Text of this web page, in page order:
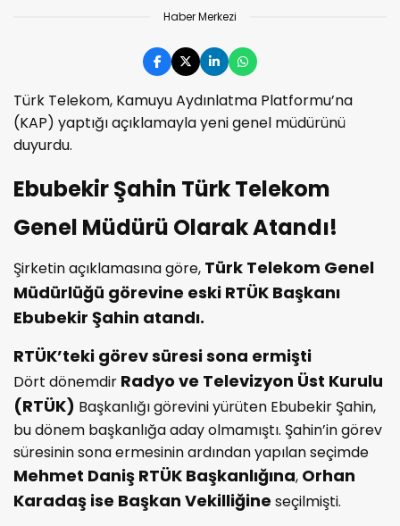
Haber Merkezi
Türk Telekom, Kamuyu Aydınlatma Platformu’na
(KAP) yaptığı açıklamayla yeni genel müdürünü
duyurdu.
Ebubekir Şahin Türk Telekom
Genel Müdürü Olarak Atandı!
Şirketin açıklamasına göre, Türk Telekom Genel
Müdürlüğü görevine eski RTÜK Başkanı
Ebubekir Şahin atandı.
RTÜK’teki görev süresi sona ermişti
Dört dönemdir Radyo ve Televizyon Üst Kurulu
(RTÜK) Başkanlığı görevini yürüten Ebubekir Şahin,
bu dönem başkanlığa aday olmamıştı. Şahin’in görev
süresinin sona ermesinin ardından yapılan seçimde
Mehmet Daniş RTÜK Başkanlığına, Orhan
Karadaş ise Başkan Vekilliğine seçilmişti.